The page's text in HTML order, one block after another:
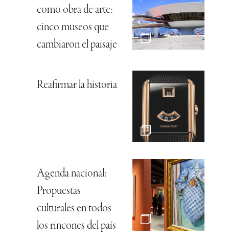
como obra de arte:
cinco museos que
cambiaron el paisaje
Reafirmar la historia
Agenda nacional:
Propuestas
culturales en todos
los rincones del país